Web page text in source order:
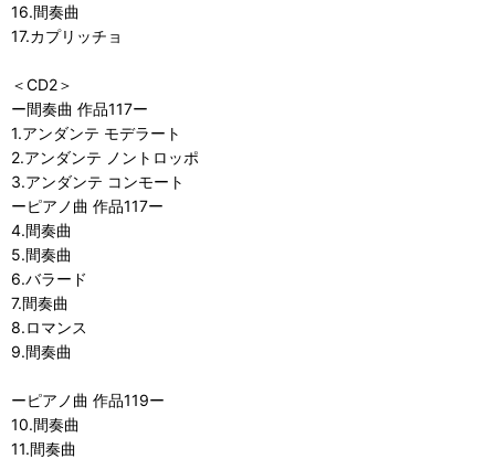
16.間奏曲
17.カプリッチョ
＜CD2＞
ー間奏曲 作品117ー
1.アンダンテ モデラート
2.アンダンテ ノントロッポ
3.アンダンテ コンモート
ーピアノ曲 作品117ー
4.間奏曲
5.間奏曲
6.バラード
7.間奏曲
8.ロマンス
9.間奏曲
ーピアノ曲 作品119ー
10.間奏曲
11.間奏曲